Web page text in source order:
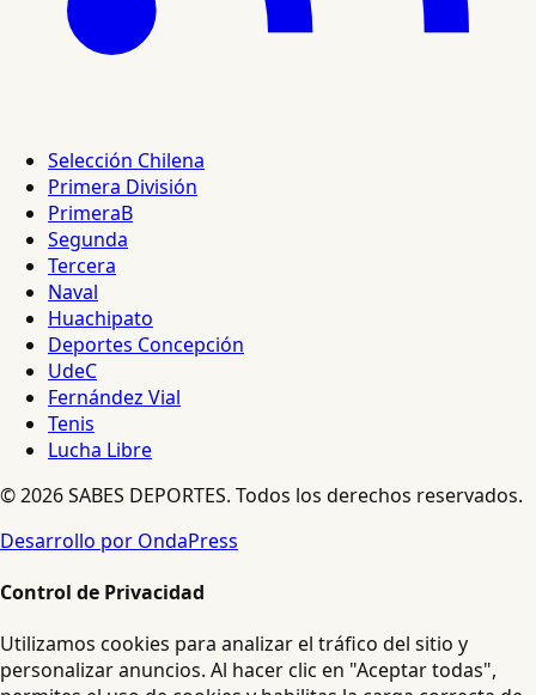
Selección Chilena
Primera División
PrimeraB
Segunda
Tercera
Naval
Huachipato
Deportes Concepción
UdeC
Fernández Vial
Tenis
Lucha Libre
© 2026 SABES DEPORTES. Todos los derechos reservados.
Desarrollo por OndaPress
Control de Privacidad
Utilizamos cookies para analizar el tráfico del sitio y
personalizar anuncios. Al hacer clic en "Aceptar todas",